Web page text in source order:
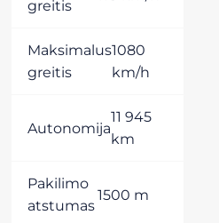
greitis
Maksimalus
greitis
1080
km/h
Autonomija
11 945
km
Pakilimo
atstumas
1500 m